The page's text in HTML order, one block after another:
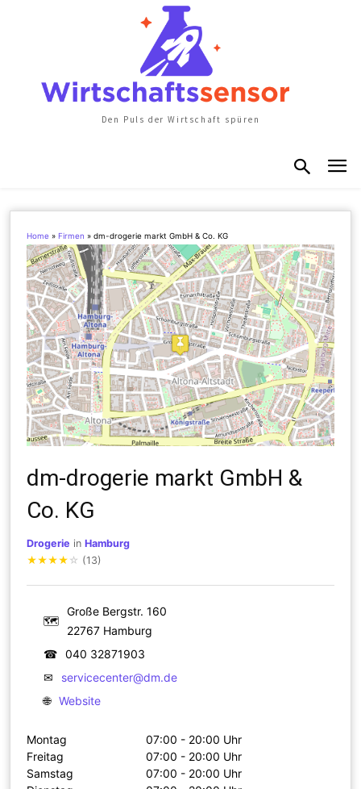
Den Puls der Wirtschaft spüren
Home » Firmen »dm-drogerie markt GmbH & Co. KG
dm-drogerie markt GmbH &
Co. KG
Drogerie inHamburg
★★★★ ☆ (13)
🗺
Große Bergstr. 160
22767 Hamburg
☎
040 32871903
✉
servicecenter@dm.de
🌐 Website
Montag
07:00 - 20:00 Uhr
Freitag
07:00 - 20:00 Uhr
Samstag
07:00 - 20:00 Uhr